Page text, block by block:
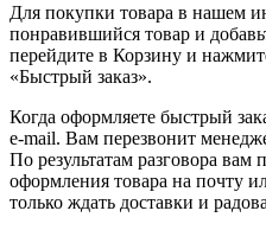
Для покупки товара в нашем
понравившийся товар и
перейдите в Корзину и
«Быстрый заказ».
Когда оформляете быстрый
e-mail. Вам перезвонит
По результатам разговора вам
оформления товара на почту
только ждать доставки и